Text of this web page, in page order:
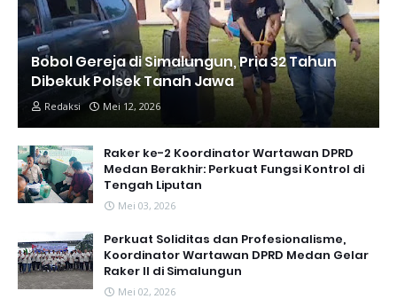
Bobol Gereja di Simalungun, Pria 32 Tahun
Dibekuk Polsek Tanah Jawa
Redaksi Mei 12, 2026
Raker ke-2 Koordinator Wartawan DPRD
Medan Berakhir: Perkuat Fungsi Kontrol di
Tengah Liputan
Mei 03, 2026
Perkuat Soliditas dan Profesionalisme,
Koordinator Wartawan DPRD Medan Gelar
Raker II di Simalungun
Mei 02, 2026